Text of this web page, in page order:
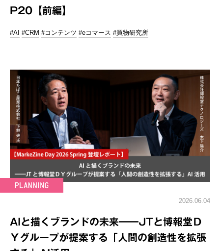
P20【前編】
#AI #CRM #コンテンツ #eコマース #買物研究所
2026.06.04
AIと描くブランドの未来━━JTと博報堂Ｄ
Ｙグループが提案する「人間の創造性を拡張